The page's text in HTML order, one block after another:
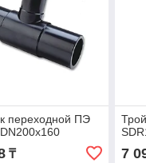
переходной ПЭ
₸ 7